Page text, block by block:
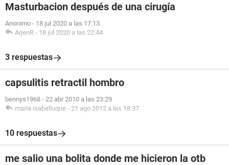
Masturbacion después de una cirugía
Anonimo - 18 jul 2020 a las 17:13
ArjenR - 18 jul 2020 a las 22:44
3 respuestas
capsulitis retractil hombro
bennys1968 - 22 abr 2010 a las 23:29
maria isabelluque - 21 ago 2012 a las 18:37
10 respuestas
me salio una bolita donde me hicieron la otb